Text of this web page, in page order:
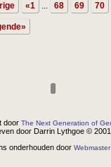
«1 ... 68 69 70
door The Next Generation of
door Darrin Lythgoe ©
onderhouden door Webmaster